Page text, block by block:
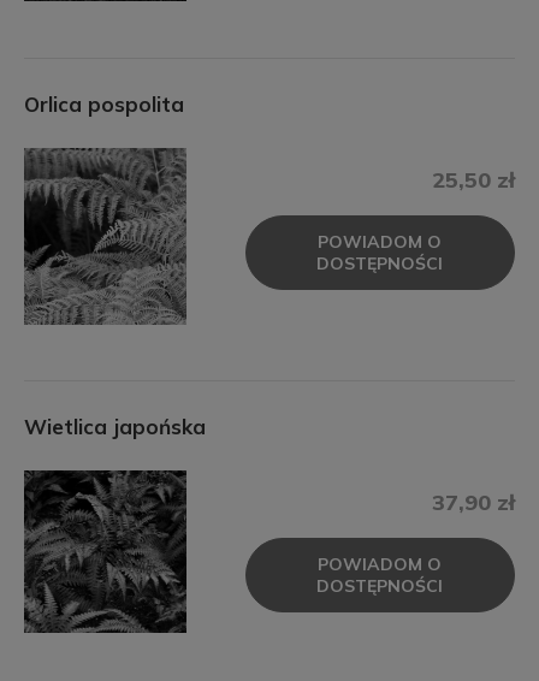
Orlica pospolita
25,50 zł
POWIADOM O
DOSTĘPNOŚCI
Wietlica japońska
37,90 zł
POWIADOM O
DOSTĘPNOŚCI